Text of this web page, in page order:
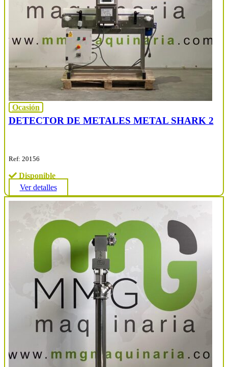
Ocasión
DETECTOR DE METALES METAL SHARK 2
Ref: 20156
Disponible
Ver detalles